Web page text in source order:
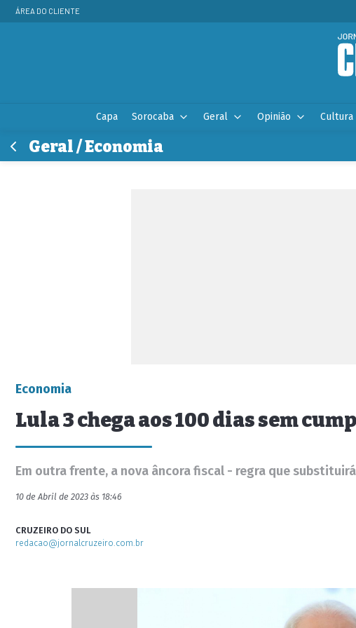
ÁREA DO CLIENTE
Capa Sorocaba Geral Opinião Cultura
Geral / Economia
Economia
Lula 3 chega aos 100 dias sem
Em outra frente, a nova âncora fiscal - regra que
10 de Abril de 2023 às 18:46
CRUZEIRO DO SUL
redacao@jornalcruzeiro.com.br